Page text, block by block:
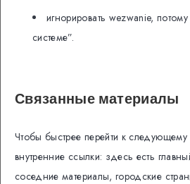
игнорировать wezwanie,
системе”.
Связанные материалы
Чтобы быстрее перейти к следующему
внутренние ссылки: здесь есть
соседние материалы, городские